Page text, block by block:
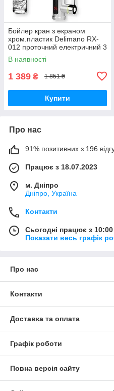
Бойлер кран з екраном
хром.пластик Delimano RX-
012 проточний електричний 3
кВт (RX-012_801)
В наявності
1 389 ₴ 1 851 ₴
Купити
Про нас
91% позитивних з 196
Працює з 18.07.2023
м. Дніпро
Дніпро, Україна
Контакти
Сьогодні працює з
Показати весь графік
Про нас
Контакти
Доставка та оплата
Графік роботи
Повна версія сайту